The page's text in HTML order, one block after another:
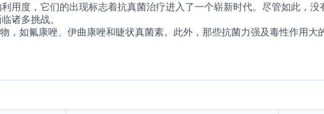
用度，它们的出现标志着抗真菌治疗进入了一个崭新时代。尽管如此，
诸多挑战。
，如氟康唑、伊曲康唑和睫状真菌素。此外，那些抗菌力强及毒性作用